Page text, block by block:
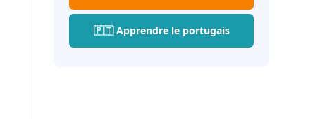
🇵🇹 Apprendre le portugais